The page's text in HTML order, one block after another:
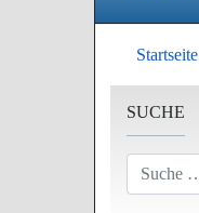
Startseite
SUCHE
Suchen